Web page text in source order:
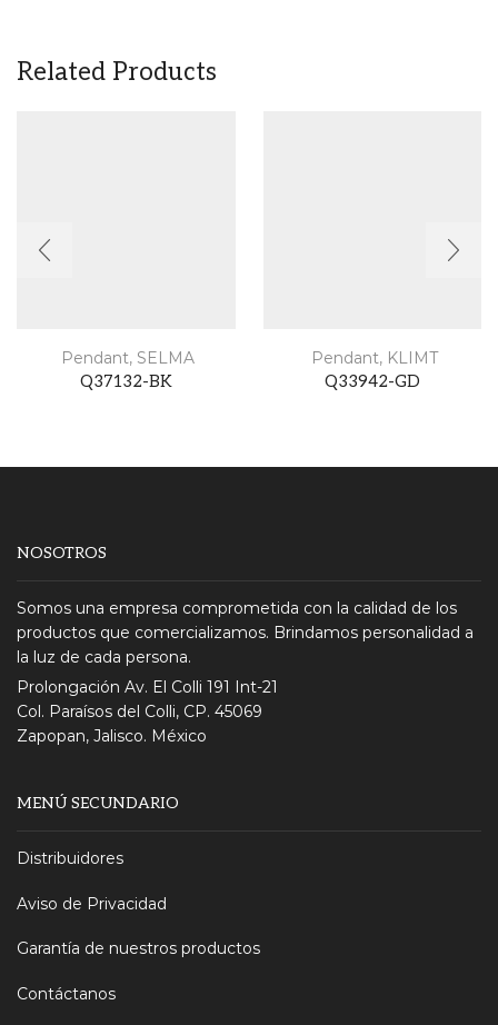
Related Products
Pendant, SELMA
Q37132-BK
Pendant, KLIMT
Q33942-GD
NOSOTROS
Somos una empresa comprometida con la calidad de los
productos que comercializamos. Brindamos personalidad a
la luz de cada persona.
Prolongación Av. El Colli 191 Int-21
Col. Paraísos del Colli, CP. 45069
Zapopan, Jalisco. México
MENÚ SECUNDARIO
Distribuidores
Aviso de Privacidad
Garantía de nuestros productos
Contáctanos